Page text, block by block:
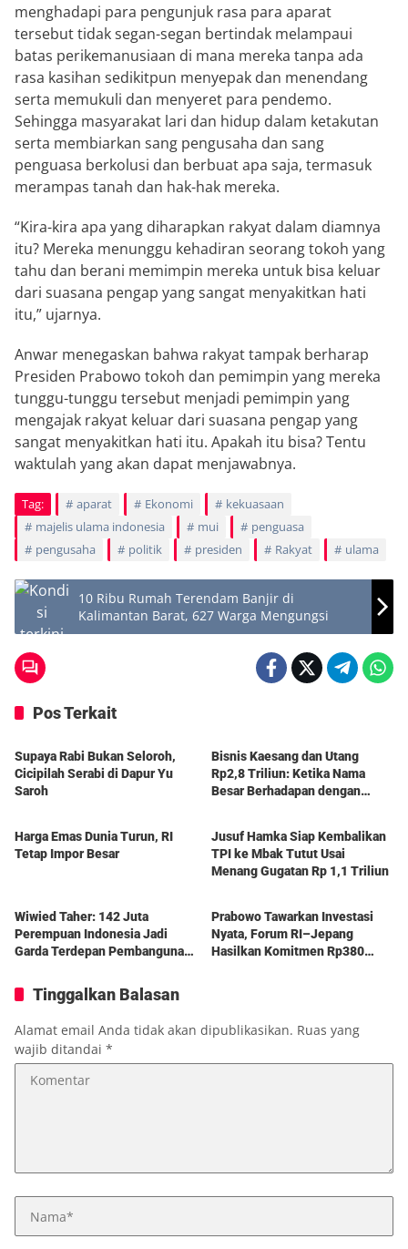
menghadapi para pengunjuk rasa para aparat
tersebut tidak segan-segan bertindak melampaui
batas perikemanusiaan di mana mereka tanpa ada
rasa kasihan sedikitpun menyepak dan menendang
serta memukuli dan menyeret para pendemo.
Sehingga masyarakat lari dan hidup dalam ketakutan
serta membiarkan sang pengusaha dan sang
penguasa berkolusi dan berbuat apa saja, termasuk
merampas tanah dan hak-hak mereka.
“Kira-kira apa yang diharapkan rakyat dalam diamnya
itu? Mereka menunggu kehadiran seorang tokoh yang
tahu dan berani memimpin mereka untuk bisa keluar
dari suasana pengap yang sangat menyakitkan hati
itu,” ujarnya.
Anwar menegaskan bahwa rakyat tampak berharap
Presiden Prabowo tokoh dan pemimpin yang mereka
tunggu-tunggu tersebut menjadi pemimpin yang
mengajak rakyat keluar dari suasana pengap yang
sangat menyakitkan hati itu. Apakah itu bisa? Tentu
waktulah yang akan dapat menjawabnya.
Tag: aparat Ekonomi
kekuasaan
majelis ulama indonesia
mui
penguasa
pengusaha
politik presiden Rakyat ulama
10 Ribu Rumah Terendam Banjir di
Kalimantan Barat, 627 Warga Mengungsi
Pos Terkait
Berita
Supaya Rabi Bukan Seloroh,
Cicipilah Serabi di Dapur Yu
Saroh
Bisnis Kaesang dan Utang
Rp2,8 Triliun: Ketika Nama
Besar Berhadapan dengan
Harga Emas Dunia Turun, RI
Tetap Impor Besar
Jusuf Hamka Siap Kembalikan
TPI ke Mbak Tutut Usai
Menang Gugatan Rp 1,1 Triliun
Wiwied Taher: 142 Juta
Perempuan Indonesia Jadi
Garda Terdepan Pembangunan
Berita
Prabowo Tawarkan Investasi
Nyata, Forum RI–Jepang
Hasilkan Komitmen Rp380
Tinggalkan Balasan
Alamat email Anda tidak akan dipublikasikan. Ruas yang
wajib ditandai *